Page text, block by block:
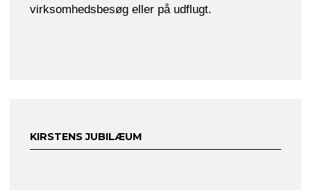
virksomhedsbesøg eller på udflugt.
KIRSTENS JUBILÆUM